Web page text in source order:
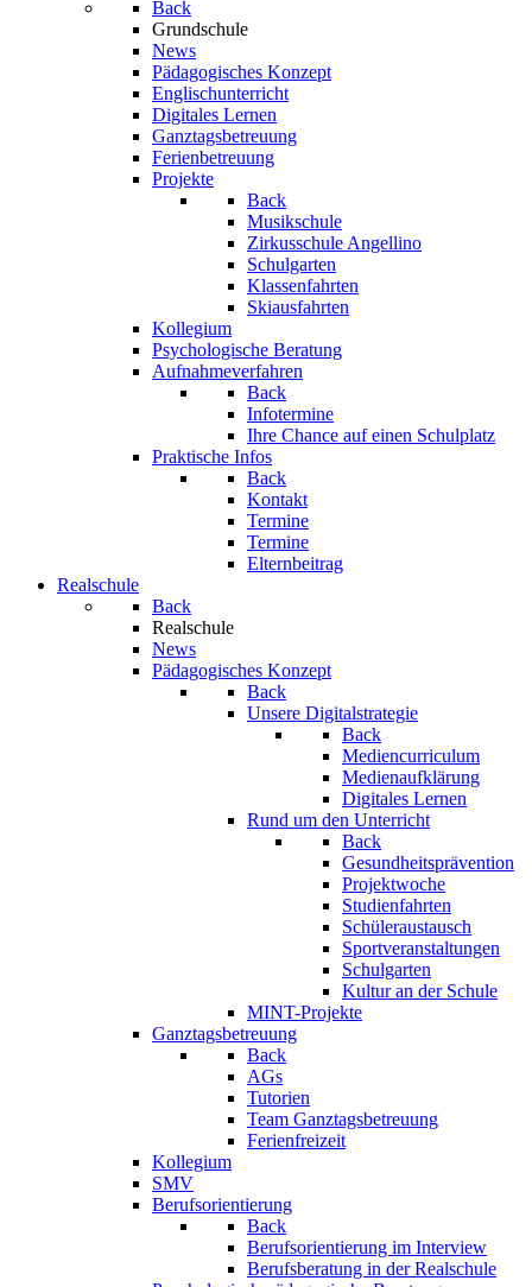
Back
Grundschule
News
Pädagogisches Konzept
Englischunterricht
Digitales Lernen
Ganztagsbetreuung
Ferienbetreuung
Projekte
Back
Musikschule
Zirkusschule Angellino
Schulgarten
Klassenfahrten
Skiausfahrten
Kollegium
Psychologische Beratung
Aufnahmeverfahren
Back
Infotermine
Ihre Chance auf einen Schulplatz
Praktische Infos
Back
Kontakt
Termine
Termine
Elternbeitrag
Realschule
Back
Realschule
News
Pädagogisches Konzept
Back
Unsere Digitalstrategie
Back
Mediencurriculum
Medienaufklärung
Digitales Lernen
Rund um den Unterricht
Back
Gesundheitsprävention
Projektwoche
Studienfahrten
Schüleraustausch
Sportveranstaltungen
Schulgarten
Kultur an der Schule
MINT-Projekte
Ganztagsbetreuung
Back
AGs
Tutorien
Team Ganztagsbetreuung
Ferienfreizeit
Kollegium
SMV
Berufsorientierung
Back
Berufsorientierung im Interview
Berufsberatung in der Realschule